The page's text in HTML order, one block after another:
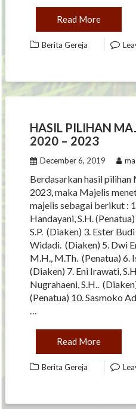
Read More
Berita Gereja
HASIL PILIHAN
2020 – 2023
December 6, 2019
Berdasarkan hasil
2023, maka Majelis
majelis sebagai berikut :
Handayani, S.H.
S.P. (Diaken) 3. Ester
Widadi. (Diaken) 5. Dwi
M.H., M.Th. (Penatua) 6.
(Diaken) 7. Eni Irawati,
Nugrahaeni, S.H..
(Penatua) 10. Sasmoko
…
Read More
Berita Gereja